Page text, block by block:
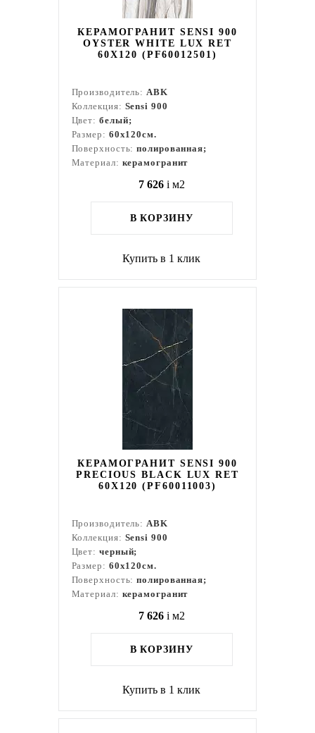
КЕРАМОГРАНИТ SENSI 900
OYSTER WHITE LUX RET
60X120 (PF60012501)
Производитель:ABK
Коллекция: Sensi 900
Цвет: белый;
Размер: 60x120см.
Поверхность:полированная;
Материал: керамогранит
7 626 i м2
В КОРЗИНУ
Купить в 1 клик
КЕРАМОГРАНИТ SENSI 900
PRECIOUS BLACK LUX RET
60X120 (PF60011003)
Производитель:ABK
Коллекция: Sensi 900
Цвет: черный;
Размер: 60x120см.
Поверхность:полированная;
Материал: керамогранит
7 626 i м2
В КОРЗИНУ
Купить в 1 клик